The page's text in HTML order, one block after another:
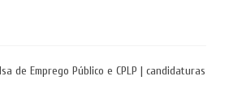
de Emprego Público e CPLP | candidaturas